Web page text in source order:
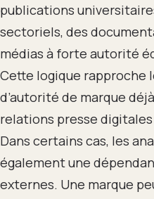
publications
sectoriels, des
médias à forte autorité
Cette logique rapproche
d’autorité de marque
relations presse
Dans certains cas, les
également une
externes. Une marque